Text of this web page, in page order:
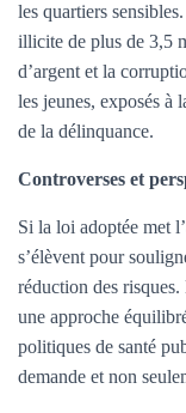
les quartiers
illicite de plus de 3,5
d’argent et la
les jeunes, exposés à
de la délinquance.
Controverses et
Si la loi adoptée met
s’élèvent pour
réduction des
une approche
politiques de santé
demande et non